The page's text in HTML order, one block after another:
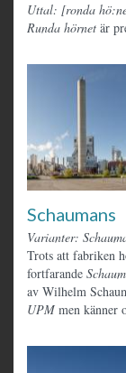
Uttal: [ronda
Runda hörnet är
Schaumans
Varianter:
Trots att fabriken
fortfarande
av Wilhelm
UPM men känner